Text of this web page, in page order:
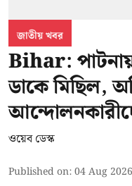
জাতীয় খবর
Bihar: পাটনায়
ডাকে মিছিল,
ওয়েব ডেস্ক
Published on:04 Aug